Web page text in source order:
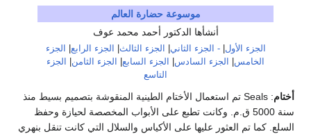
موسوعة حضارة العالم
أنشأها الدكتور أحمد محمد عوف
الجزء الأول |- الجزء الثاني الجزء الثالث الجزء الرابع
الجزء
الخامس
الجزء السادس الجزء السابع الجزء الثامن
الجزء
التاسع
أختام
: Seals تم استعمال الأختام الطينية المنقوشة بتصميم بسيط منذ
سنة 5000 ق.م. وكانت تطبع على الأبواب المخصصة لحيازة وحفظ
السلع. كما تم العثور عليها على الأكياس والسلال التي كانت تنقل بنهري